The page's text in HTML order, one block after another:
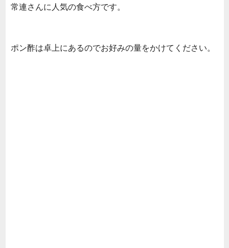
常連さんに人気の食べ方です。
ポン酢は卓上にあるのでお好みの量をかけてください。